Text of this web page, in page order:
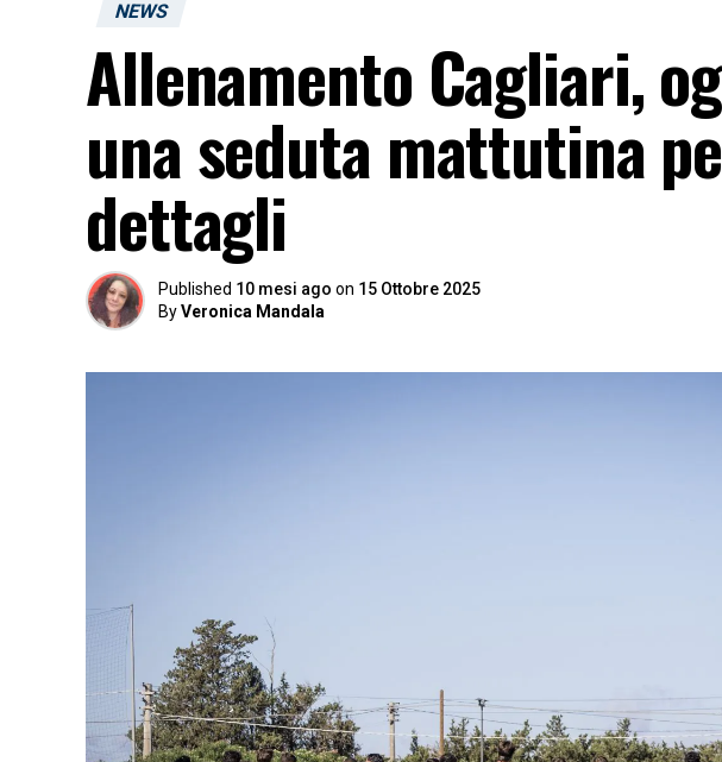
NEWS
Allenamento Cagliari,
una seduta mattutina
dettagli
Published 10 mesi ago on 15 Ottobre 2025
ByVeronica Mandala